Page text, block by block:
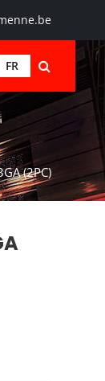
FR
(2PC)